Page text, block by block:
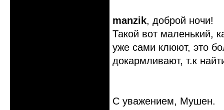
manzik, доброй ночи!
Такой вот маленький,
уже сами клюют, это
докармливают, т.к
С уважением, Мушен.